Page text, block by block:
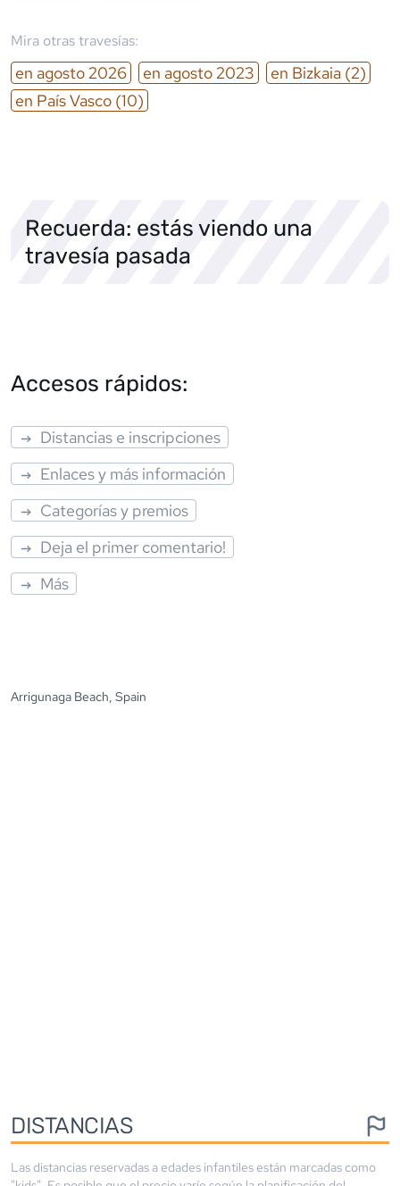
Mira otras travesías:
en agosto 2026 en agosto 2023 en Bizkaia (2)
en País Vasco (10)
Recuerda: estás viendo una
travesía pasada
Accesos rápidos:
Distancias e inscripciones
Enlaces y más información
Categorías y premios
Deja el primer comentario!
Más
Arrigunaga Beach, Spain
DISTANCIAS
Las distancias reservadas a edades infantiles están marcadas como